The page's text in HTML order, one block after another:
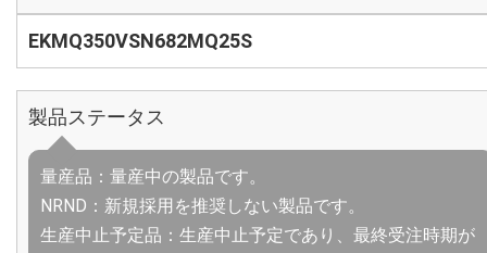
EKMQ350VSN682MQ25S
製品ステータス
量産品：量産中の製品です。
NRND：新規採用を推奨しない製品です。
生産中止予定品：生産中止予定であり、最終受注時期が